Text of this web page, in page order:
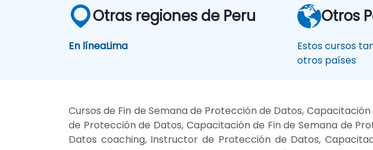
Otras regiones de Peru
En líneaLima
Otros
Estos cursos
otros países
Cursos de Fin de Semana de Protección de Datos,
de Protección de Datos, Capacitación de Fin de Semana de
Datos coaching, Instructor de Protección de Datos,